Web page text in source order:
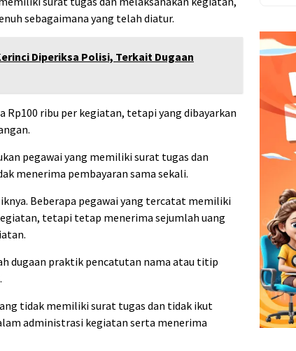
sebagaimana yang telah diatur.
Diperiksa Polisi, Terkait Dugaan
Rp100 ribu per kegiatan, tetapi yang dibayarkan
pegawai yang memiliki surat tugas dan
menerima pembayaran sama sekali.
Beberapa pegawai yang tercatat memiliki
tetapi tetap menerima sejumlah uang
dugaan praktik pencatutan nama atau titip
tidak memiliki surat tugas dan tidak ikut
administrasi kegiatan serta menerima